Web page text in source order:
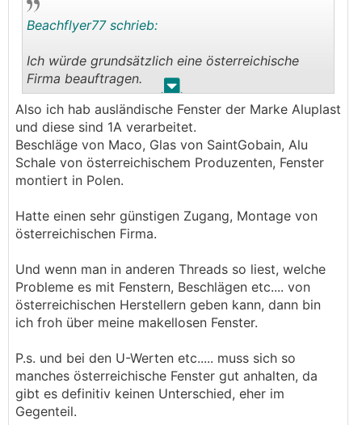
. .
Beachflyer77 schrieb:
Ich würde grundsätzlich eine österreichische
Firma beauftragen.
Neben der Qualität des Fensters selbst ist die
Qualität des Einbaus viel entscheidender
Also ich hab ausländische Fenster der Marke Aluplast
und diese sind 1A verarbeitet.
Beschläge von Maco, Glas von SaintGobain, Alu
Schale von österreichischem Produzenten, Fenster
montiert in Polen.
Hatte einen sehr günstigen Zugang, Montage von
österreichischen Firma.
Und wenn man in anderen Threads so liest, welche
Probleme es mit Fenstern, Beschlägen etc.... von
österreichischen Herstellern geben kann, dann bin
ich froh über meine makellosen Fenster.
P.s. und bei den U-Werten etc..... muss sich so
manches österreichische Fenster gut anhalten, da
gibt es definitiv keinen Unterschied, eher im
Gegenteil.